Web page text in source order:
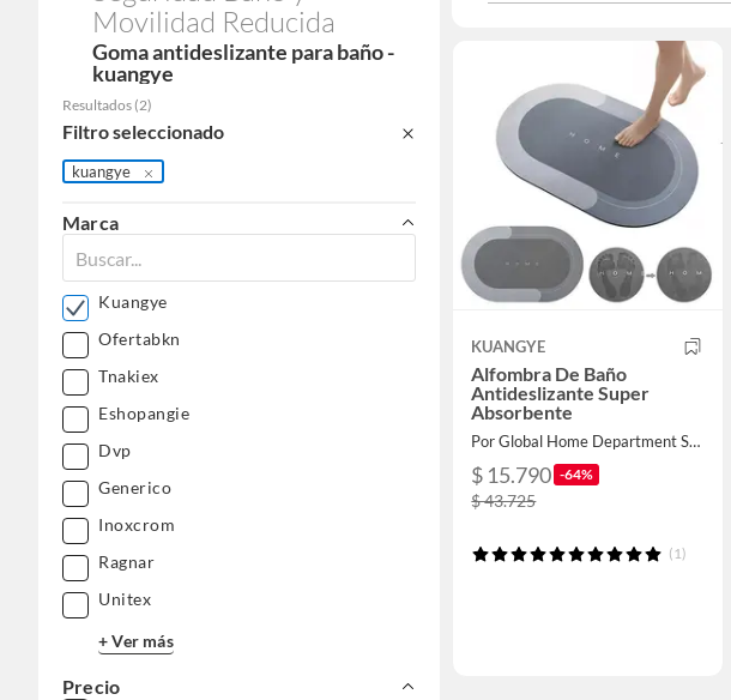
Movilidad Reducida
Goma antideslizante para baño -
kuangye
Resultados (2)
Filtro seleccionado
kuangye
Marca
Kuangye
Ofertabkn
Tnakiex
Eshopangie
Dvp
Generico
Inoxcrom
Ragnar
Unitex
+ Ver más
Precio
KUANGYE
Alfombra De Baño
Antideslizante Super
Absorbente
Por Global Home Department Store
$ 15.790 -64%
$ 43.725
(1)